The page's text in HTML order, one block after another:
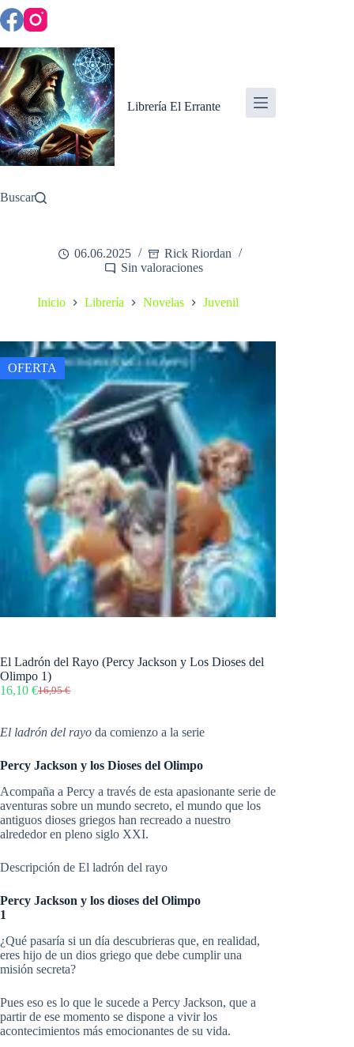
Saltar
al
contenido
Librería El Errante
Buscar
06.06.2025
Rick Riordan
Sin valoraciones
Inicio Librería Novelas Juvenil
OFERTA
El Ladrón del Rayo (Percy Jackson y Los Dioses del
Olimpo 1)
16,95€
El
original
era:
16,10 €El
actual
es:
El ladrón del rayo da comienzo a la serie
Percy Jackson y los Dioses del Olimpo
Acompaña a Percy a través de esta apasionante serie de
aventuras sobre un mundo secreto, el mundo que los
antiguos dioses griegos han recreado a nuestro
alrededor en pleno siglo XXI.
Descripción de El ladrón del rayo
Percy Jackson y los dioses del Olimpo
1
¿Qué pasaría si un día descubrieras que, en realidad,
eres hijo de un dios griego que debe cumplir una
misión secreta?
Pues eso es lo que le sucede a Percy Jackson, que a
partir de ese momento se dispone a vivir los
acontecimientos más emocionantes de su vida.